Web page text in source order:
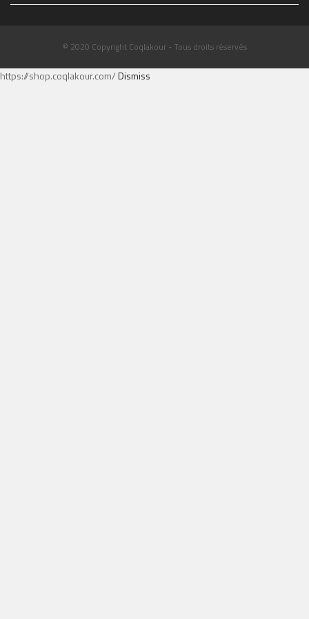
© 2020 Copyright Coqlakour - Tous droits réservés
https://shop.coqlakour.com/Dismiss